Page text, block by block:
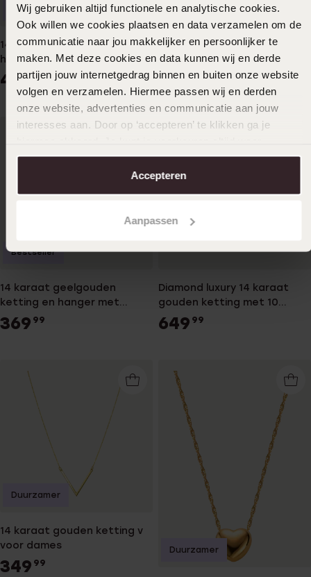
Wij gebruiken altijd functionele en analytische cookies.
Ook willen we cookies plaatsen en data verzamelen om de
communicatie naar jou makkelijker en persoonlijker te
maken. Met deze cookies en data kunnen wij en derde
partijen jouw internetgedrag binnen en buiten onze website
volgen en verzamelen. Hiermee passen wij en derden
onze website, advertenties en communicatie aan jouw
interesses aan. Door op ‘accepteren’ te klikken ga je
aanpassen. Lees er meer over in onscookiebeleid.
Accepteren
Aanpassen
14 karaat gouden ketting 2
harten voor dames
42999
Duurzamer
ketting ronde hanger
zirkonia
34999
14 karaat geelgouden
ketting en hanger met
kristal
369 99
Bestseller
Diamond luxury 14 karaat
gouden ketting met 10
diamanten 0,05ct voor
dames
649 99
14 karaat gouden ketting v
voor dames
349 99
Duurzamer
Duurzamer